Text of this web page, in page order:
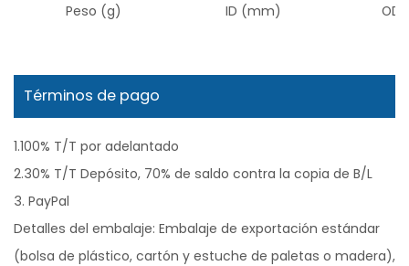
Peso (g) ID (mm) OD
Términos de pago
1.100% T/T por adelantado
2.30% T/T Depósito, 70% de saldo contra la copia de B/L
3. PayPal
Detalles del embalaje: Embalaje de exportación estándar
(bolsa de plástico, cartón y estuche de paletas o madera),